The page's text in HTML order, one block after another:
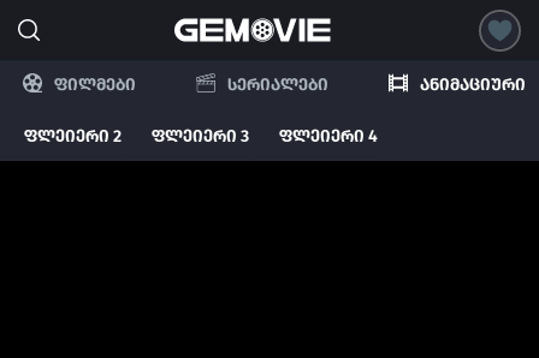
ფილმები სერიალები ანიმაციური
ფლეიერი 2 ფლეიერი 3 ფლეიერი 4